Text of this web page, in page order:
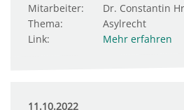
Mitarbeiter:
Dr. Constantin
Thema:
Asylrecht
Link:
Mehr erfahren
11.10.2022